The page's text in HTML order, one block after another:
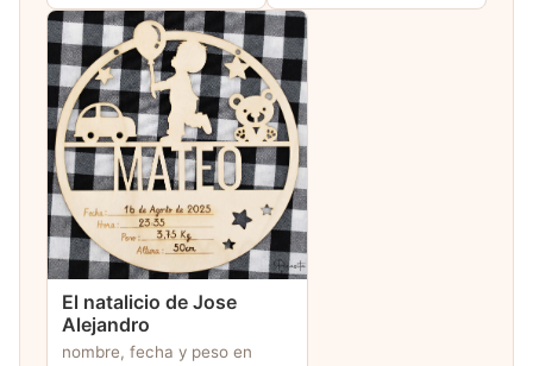
El natalicio de Jose
Alejandro
nombre, fecha y peso en